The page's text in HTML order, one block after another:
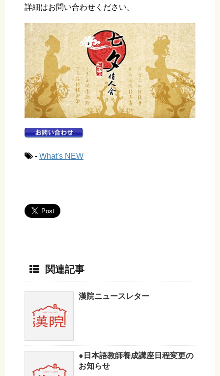
詳細はお問い合わせください。
- What's NEW
関連記事
漢院ニュースレター
●日本語教師養成講座日程変更の
お知らせ